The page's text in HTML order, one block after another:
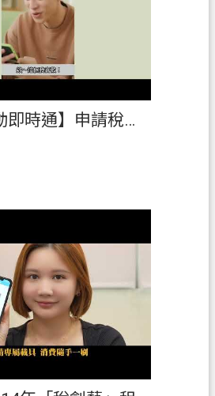
【稅籍異動即時通】申請稅籍異動即時通，即時掌握不動產行蹤，守護財產不落空，防詐保財好輕鬆！